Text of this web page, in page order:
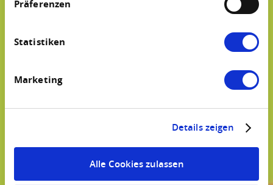
widerrufen. Weitere Informationen finden Sie in
Präferenzen
Statistiken
Marketing
Details zeigen
Alle Cookies zulassen